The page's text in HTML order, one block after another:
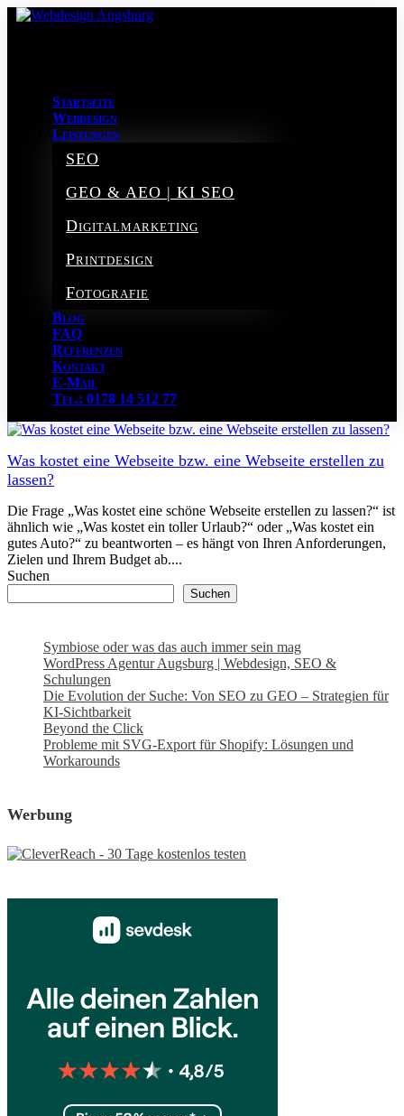
Startseite
Webdesign
Leistungen
SEO
GEO & AEO | KI SEO
Digitalmarketing
Printdesign
Fotografie
Blog
FAQ
Referenzen
Kontakt
E-Mail
Tel.: 0178 14 512 77
Was kostet eine Webseite bzw. eine Webseite erstellen zu
lassen?
Die Frage „Was kostet eine schöne Webseite erstellen zu lassen?“ ist
ähnlich wie „Was kostet ein toller Urlaub?“ oder „Was kostet ein
gutes Auto?“ zu beantworten – es hängt von Ihren Anforderungen,
Zielen und Ihrem Budget ab....
Suchen
Suchen
Symbiose oder was das auch immer sein mag
WordPress Agentur Augsburg | Webdesign, SEO &
Schulungen
Die Evolution der Suche: Von SEO zu GEO – Strategien für
KI-Sichtbarkeit
Beyond the Click
Probleme mit SVG-Export für Shopify: Lösungen und
Workarounds
Werbung